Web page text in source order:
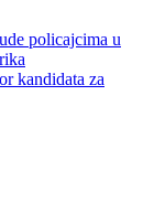
policajcima u
kandidata za